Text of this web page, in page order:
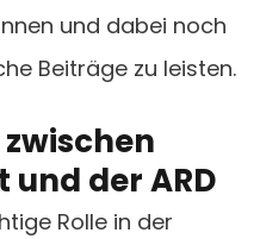
und dabei noch
Beiträge zu leisten.
der ARD
Rolle in der